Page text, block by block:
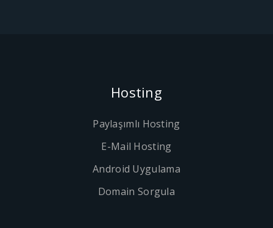
Hosting
Paylaşımlı Hosting
E-Mail Hosting
Android Uygulama
Domain Sorgula